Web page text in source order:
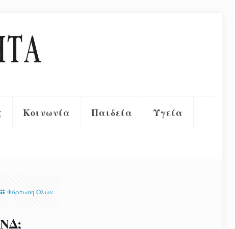
Κοινωνία Παιδεία Υγεία
Φόρτωση Όλων